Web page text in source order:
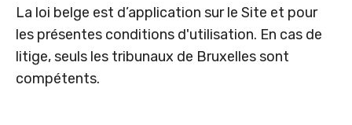
La loi belge est d’application sur le Site et pour
les présentes conditions d'utilisation. En cas de
litige, seuls les tribunaux de Bruxelles sont
compétents.